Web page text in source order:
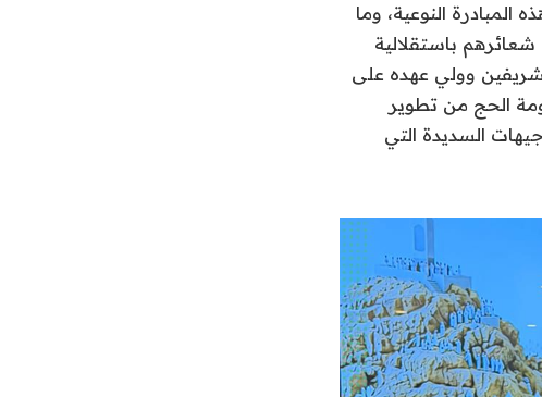
المبادرة النوعية، وما
باستقلالية
وولي عهده على
الحج من تطوير
السديدة التي